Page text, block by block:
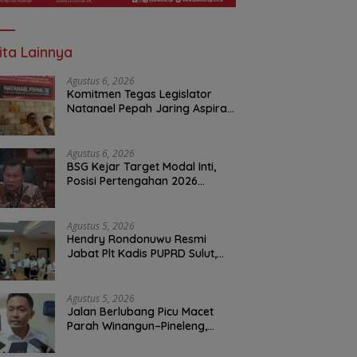
Lainnya
Agustus 6, 2026
Komitmen Tegas Legislator
Natanael Pepah Jaring Aspirasi
Infrastruktur
Agustus 6, 2026
BSG Kejar Target Modal Inti,
Posisi Pertengahan 2026
Agustus 5, 2026
Hendry Rondonuwu Resmi
Jabat Plt Kadis PUPRD Sulut,
Layanan Publik
Agustus 5, 2026
Jalan Berlubang Picu Macet
Parah Winangun–Pineleng,